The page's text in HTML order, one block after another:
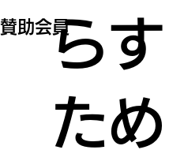
らす
ため
賛助会員